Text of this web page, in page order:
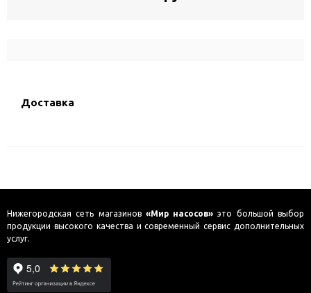
Доставка
Нижегородская сеть магазинов «Мир насосов» это большой выбор
продукции высокого качества и современный сервис дополнительных
услуг.